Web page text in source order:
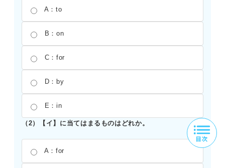
A：to
B：on
C：for
D：by
E：in
（2）【イ】に当てはまるものはどれか。
A：for